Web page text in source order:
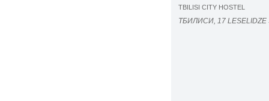
TBILISI CITY HOSTEL
ТБИЛИСИ, 17 LESELIDZE